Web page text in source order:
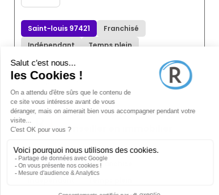
Saint-louis 97421
Franchisé
Indépendant
Temps plein
il y a 5 mois (27/02/2026)
Vernaz-franchy Yannic
Conseiller en immobilier
Saint-leu 97416
Franchisé